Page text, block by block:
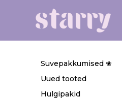
Suvepakkumised ❀
Uued tooted
Hulgipakid